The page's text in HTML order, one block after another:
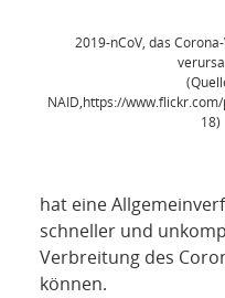
RUBRIKEN
NETZWERK
KONTAKT
2019-nCoV, das
NAID,https://
18)
hat eine
schneller und
Verbreitung des
können.